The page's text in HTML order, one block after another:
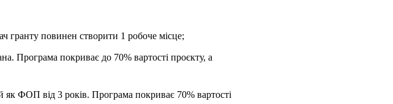
повинен створити 1 робоче місце;
Програма покриває до 70% вартості проєкту, а
ФОП від 3 років. Програма покриває 70% вартості